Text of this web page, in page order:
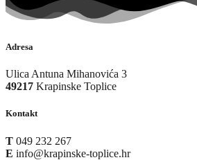
Adresa
Ulica Antuna Mihanovića 3
49217 Krapinske Toplice
Kontakt
T 049 232 267
E info@krapinske-toplice.hr